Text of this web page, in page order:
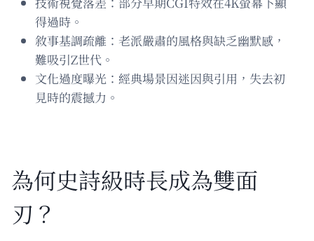
得過時。
敘事基調疏離：老派嚴肅的風格與缺乏幽默感，
難吸引Z世代。
文化過度曝光：經典場景因迷因與引用，失去初
見時的震撼力。
為何史詩級時長成為雙面
刃？